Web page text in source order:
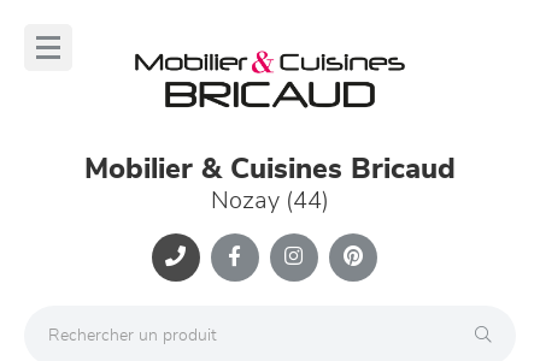
Mobilier & Cuisines Bricaud
Nozay (44)